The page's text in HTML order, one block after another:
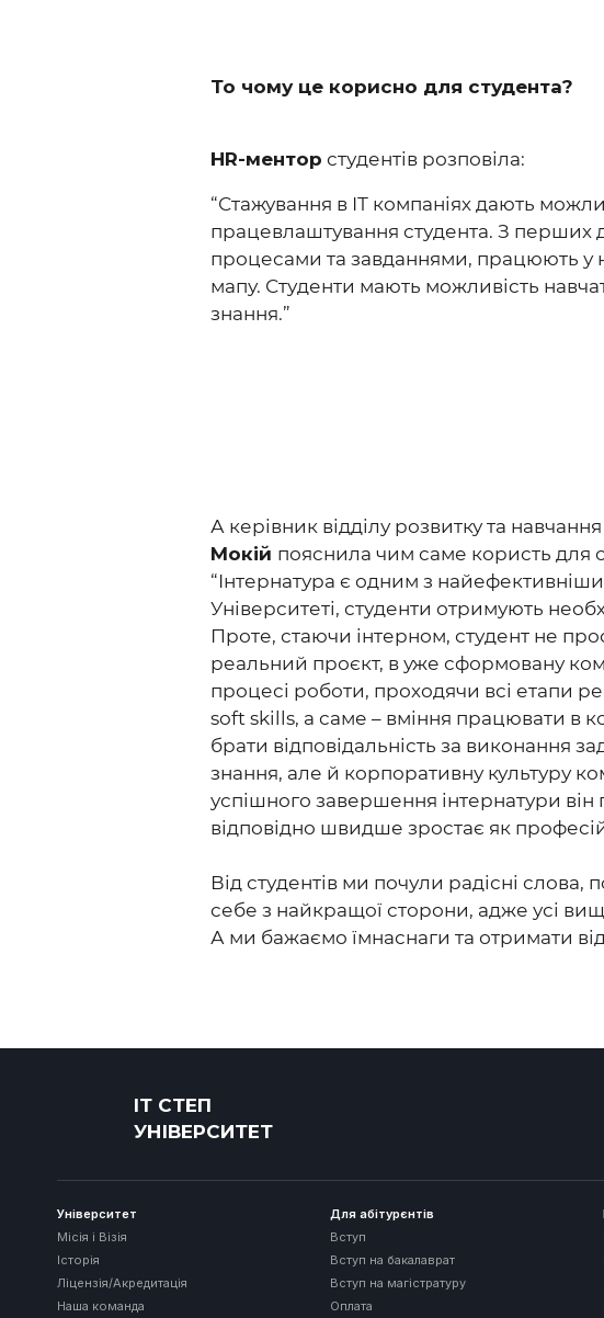
То чому це корисно для студента?
HR-ментор студентів розповіла:
“Стажування в ІТ компаніях дають
працевлаштування студента. З перших
процесами та завданнями, працюють у
мапу. Студенти мають можливість
знання.”
А керівник відділу розвитку та
Мокій пояснила чим саме користь для
“Інтернатура є одним з
Університеті, студенти отримують
Проте, стаючи інтерном, студент не
реальний проєкт, в уже сформовану
процесі роботи, проходячи всі етапи
soft skills, а саме – вміння працювати в
брати відповідальність за виконання
знання, але й корпоративну культуру
успішного завершення інтернатури
відповідно швидше зростає як
Від студентів ми почули радісні слова,
себе з найкращої сторони, адже усі
А ми бажаємо їмнаснаги та отримати
ІТ СТЕП
УНІВЕРСИТЕТ
Університет
Місія і Візія
Історія
Ліцензія/Акредитація
Наша команда
Для абітурєнтів
Вступ
Вступ на бакалаврат
Вступ на магістратуру
Оплата